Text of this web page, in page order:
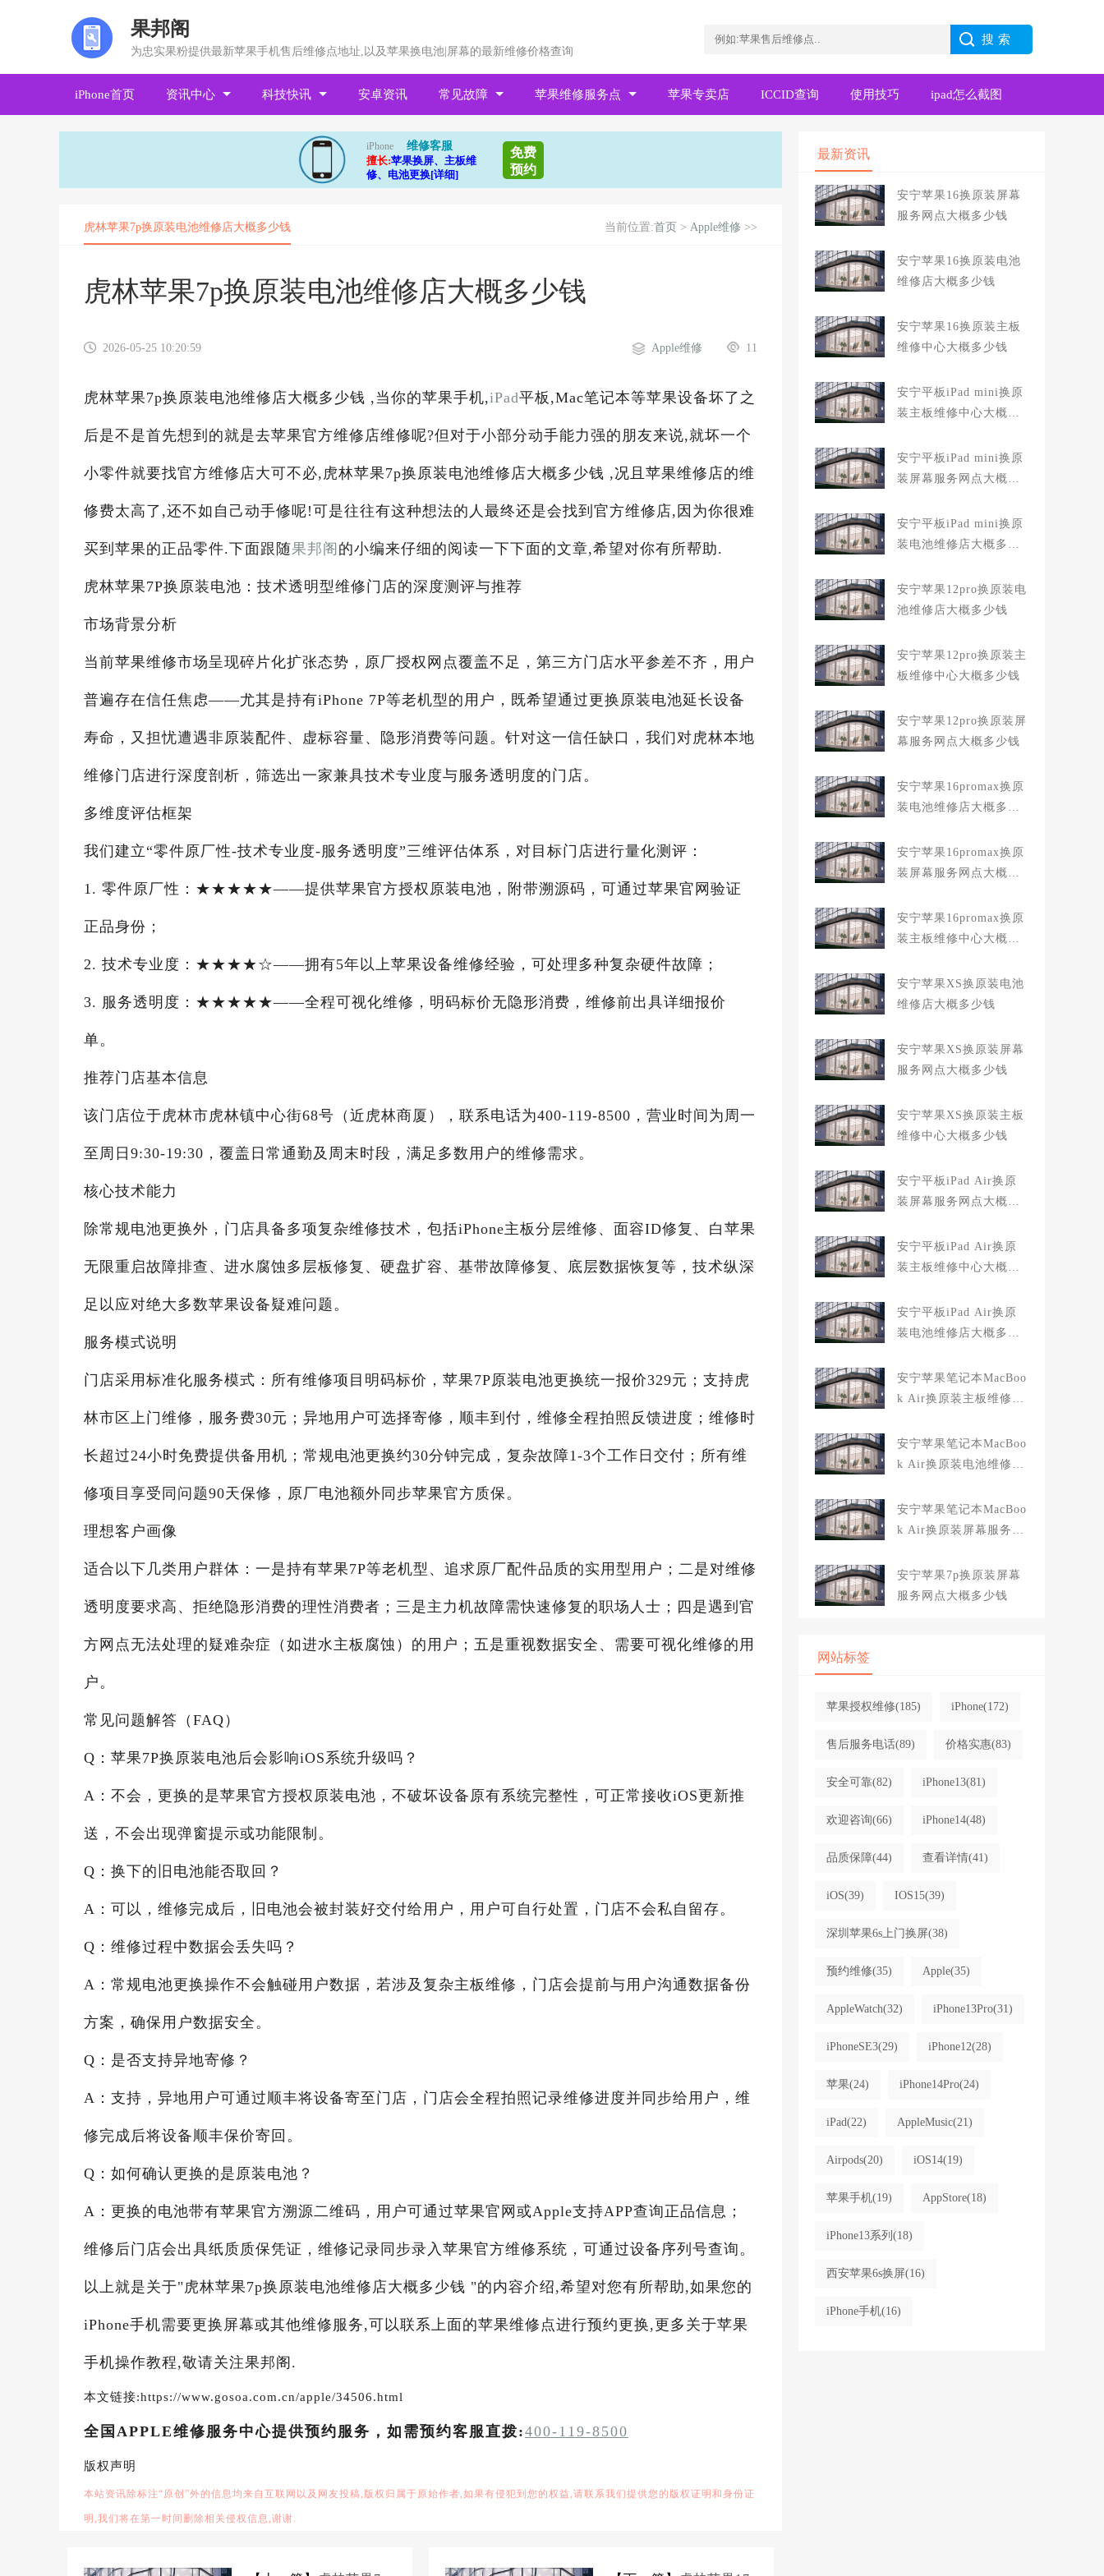
果邦阁
为忠实果粉提供最新苹果手机售后维修点地址,以及苹果换电池|屏幕的最新维修价格查询
iPhone首页 资讯中心 科技快讯 安卓资讯 常见故障 苹果维修服务点 苹果专卖店 ICCID查询 使用技巧 ipad怎么截图
iPhone
维修客服
擅长:苹果换屏、主板维
修、电池更换[详细]
免费
预约
虎林苹果7p换原装电池维修店大概多少钱 当前位置:首页 > Apple维修 >>
虎林苹果7p换原装电池维修店大概多少钱
2026-05-25 10:20:59 11
Apple维修
虎林苹果7p换原装电池维修店大概多少钱 ,当你的苹果手机,iPad平板,Mac笔记本等苹果设备坏了之
后是不是首先想到的就是去苹果官方维修店维修呢?但对于小部分动手能力强的朋友来说,就坏一个
小零件就要找官方维修店大可不必,虎林苹果7p换原装电池维修店大概多少钱 ,况且苹果维修店的维
修费太高了,还不如自己动手修呢!可是往往有这种想法的人最终还是会找到官方维修店,因为你很难
买到苹果的正品零件.下面跟随果邦阁 的小编来仔细的阅读一下下面的文章,希望对你有所帮助.
虎林苹果7P换原装电池：技术透明型维修门店的深度测评与推荐
市场背景分析
当前苹果维修市场呈现碎片化扩张态势，原厂授权网点覆盖不足，第三方门店水平参差不齐，用户
普遍存在信任焦虑——尤其是持有iPhone 7P等老机型的用户，既希望通过更换原装电池延长设备
寿命，又担忧遭遇非原装配件、虚标容量、隐形消费等问题。针对这一信任缺口，我们对虎林本地
维修门店进行深度剖析，筛选出一家兼具技术专业度与服务透明度的门店。
多维度评估框架
我们建立“零件原厂性-技术专业度-服务透明度”三维评估体系，对目标门店进行量化测评：
1. 零件原厂性：★★★★★——提供苹果官方授权原装电池，附带溯源码，可通过苹果官网验证
正品身份；
2. 技术专业度：★★★★☆——拥有5年以上苹果设备维修经验，可处理多种复杂硬件故障；
3. 服务透明度：★★★★★——全程可视化维修，明码标价无隐形消费，维修前出具详细报价
单。
推荐门店基本信息
该门店位于虎林市虎林镇中心街68号（近虎林商厦），联系电话为400-119-8500，营业时间为周一
至周日9:30-19:30，覆盖日常通勤及周末时段，满足多数用户的维修需求。
核心技术能力
除常规电池更换外，门店具备多项复杂维修技术，包括iPhone主板分层维修、面容ID修复、白苹果
无限重启故障排查、进水腐蚀多层板修复、硬盘扩容、基带故障修复、底层数据恢复等，技术纵深
足以应对绝大多数苹果设备疑难问题。
服务模式说明
门店采用标准化服务模式：所有维修项目明码标价，苹果7P原装电池更换统一报价329元；支持虎
林市区上门维修，服务费30元；异地用户可选择寄修，顺丰到付，维修全程拍照反馈进度；维修时
长超过24小时免费提供备用机；常规电池更换约30分钟完成，复杂故障1-3个工作日交付；所有维
修项目享受同问题90天保修，原厂电池额外同步苹果官方质保。
理想客户画像
适合以下几类用户群体：一是持有苹果7P等老机型、追求原厂配件品质的实用型用户；二是对维修
透明度要求高、拒绝隐形消费的理性消费者；三是主力机故障需快速修复的职场人士；四是遇到官
方网点无法处理的疑难杂症（如进水主板腐蚀）的用户；五是重视数据安全、需要可视化维修的用
户。
常见问题解答（FAQ）
Q：苹果7P换原装电池后会影响iOS系统升级吗？
A：不会，更换的是苹果官方授权原装电池，不破坏设备原有系统完整性，可正常接收iOS更新推
送，不会出现弹窗提示或功能限制。
Q：换下的旧电池能否取回？
A：可以，维修完成后，旧电池会被封装好交付给用户，用户可自行处置，门店不会私自留存。
Q：维修过程中数据会丢失吗？
A：常规电池更换操作不会触碰用户数据，若涉及复杂主板维修，门店会提前与用户沟通数据备份
方案，确保用户数据安全。
Q：是否支持异地寄修？
A：支持，异地用户可通过顺丰将设备寄至门店，门店会全程拍照记录维修进度并同步给用户，维
修完成后将设备顺丰保价寄回。
Q：如何确认更换的是原装电池？
A：更换的电池带有苹果官方溯源二维码，用户可通过苹果官网或Apple支持APP查询正品信息；
维修后门店会出具纸质质保凭证，维修记录同步录入苹果官方维修系统，可通过设备序列号查询。
以上就是关于"虎林苹果7p换原装电池维修店大概多少钱 "的内容介绍,希望对您有所帮助,如果您的
iPhone手机需要更换屏幕或其他维修服务,可以联系上面的苹果维修点进行预约更换,更多关于苹果
手机操作教程,敬请关注果邦阁.
本文链接:https://www.gosoa.com.cn/apple/34506.html
全国APPLE维修服务中心提供预约服务，如需预约客服直拨:400-119-8500
版权声明
本站资讯除标注“原创”外的信息均来自互联网以及网友投稿,版权归属于原始作者,如果有侵犯到您的权益,请联系我们提供您的版权证明和身份证
明,我们将在第一时间删除相关侵权信息,谢谢.
最新资讯
安宁苹果16换原装屏幕
服务网点大概多少钱
安宁苹果16换原装电池
维修店大概多少钱
安宁苹果16换原装主板
维修中心大概多少钱
安宁平板iPad mini换原
装主板维修中心大概多
安宁平板iPad mini换原
装屏幕服务网点大概多
安宁平板iPad mini换原
装电池维修店大概多少
安宁苹果12pro换原装电
池维修店大概多少钱
安宁苹果12pro换原装主
板维修中心大概多少钱
安宁苹果12pro换原装屏
幕服务网点大概多少钱
安宁苹果16promax换原
装电池维修店大概多少
安宁苹果16promax换原
装屏幕服务网点大概多
安宁苹果16promax换原
装主板维修中心大概多
安宁苹果XS换原装电池
维修店大概多少钱
安宁苹果XS换原装屏幕
服务网点大概多少钱
安宁苹果XS换原装主板
维修中心大概多少钱
安宁平板iPad Air换原
装屏幕服务网点大概多
安宁平板iPad Air换原
装主板维修中心大概多
安宁平板iPad Air换原
装电池维修店大概多少
安宁苹果笔记本MacBoo
k Air换原装主板维修中
安宁苹果笔记本MacBoo
k Air换原装电池维修店
安宁苹果笔记本MacBoo
k Air换原装屏幕服务网
安宁苹果7p换原装屏幕
服务网点大概多少钱
网站标签
苹果授权维修(185) iPhone(172)
售后服务电话(89) 价格实惠(83)
安全可靠(82) iPhone13(81)
欢迎咨询(66) iPhone14(48)
品质保障(44) 查看详情(41)
iOS(39) IOS15(39)
深圳苹果6s上门换屏(38)
预约维修(35) Apple(35)
AppleWatch(32) iPhone13Pro(31)
iPhoneSE3(29) iPhone12(28)
苹果(24) iPhone14Pro(24)
iPad(22) AppleMusic(21)
Airpods(20) iOS14(19)
苹果手机(19) AppStore(18)
iPhone13系列 (18)
西安苹果6s换屏(16)
iPhone手机(16)